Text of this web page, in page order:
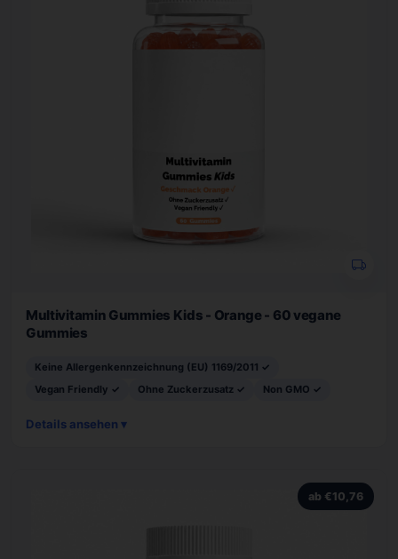
Multivitamin Gummies Kids - Orange - 60 vegane
Gummies
Keine Allergenkennzeichnung (EU) 1169/2011 ✓
Vegan Friendly ✓
Ohne Zuckerzusatz ✓ Non GMO ✓
Details ansehen ▾
ab €10,76